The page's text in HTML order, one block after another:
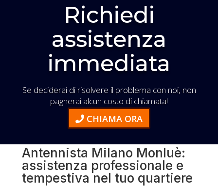
Richiedi
assistenza
immediata
Se deciderai di risolvere il problema con noi, non
pagherai alcun costo di chiamata!
CHIAMA ORA
Antennista Milano Monluè:
assistenza professionale e
tempestiva nel tuo quartiere